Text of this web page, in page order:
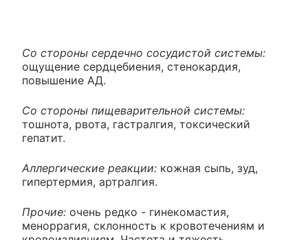
Со стороны сердечно сосудистой системы:
ощущение сердцебиения, стенокардия,
повышение АД.
Со стороны пищеварительной системы:
тошнота, рвота, гастралгия, токсический
гепатит.
Аллергические реакции: кожная сыпь, зуд,
гипертермия, артралгия.
Прочие: очень редко - гинекомастия,
меноррагия, склонность к кровотечениям и